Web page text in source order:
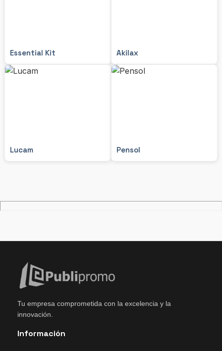
Essential Kit Akilax
Lucam Pensol
Tu empresa comprometida con la excelencia y la
innovación.
Información